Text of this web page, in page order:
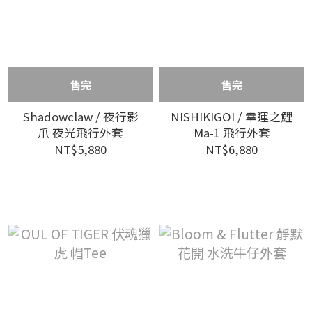
售完
Shadowclaw / 夜行影
爪 夜光飛行外套
NT$5,880
售完
NISHIKIGOI / 幸運之鯉
Ma-1 飛行外套
NT$6,880